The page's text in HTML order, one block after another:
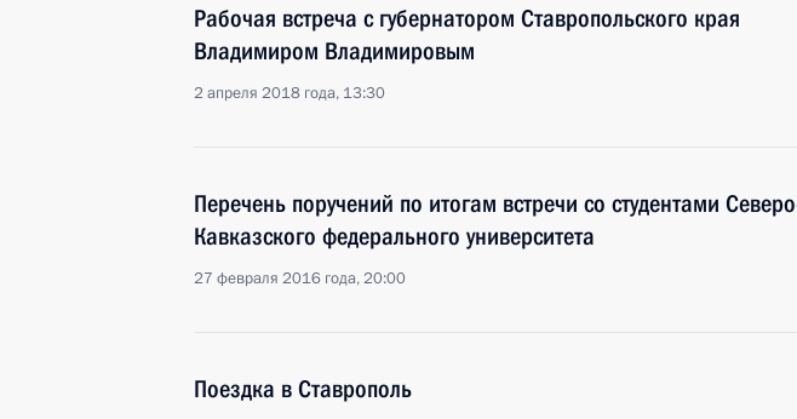
Рабочая встреча с губернатором Ставропольского края
Владимиром Владимировым
2 апреля 2018 года, 13:30
Перечень поручений по итогам встречи со студентами
Кавказского федерального университета
27 февраля 2016 года, 20:00
Поездка в Ставрополь